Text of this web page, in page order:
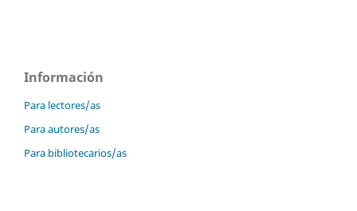
Información
Para lectores/as
Para autores/as
Para bibliotecarios/as